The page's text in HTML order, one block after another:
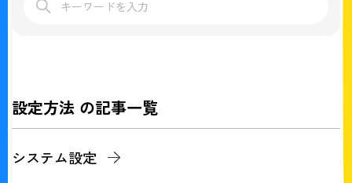
設定方法 の記事一覧
システム設定